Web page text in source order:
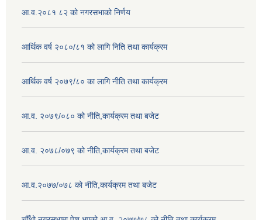
आ.व.२०८१ ८२ को नगरसभाको निर्णय
आर्थिक वर्ष २०८०/८१ को लागि निति तथा कार्यक्रम
आर्थिक वर्ष २०७९/८० का लागि नीति तथा कार्यक्रम
आ.व. २०७९/०८० को नीति,कार्यक्रम तथा बजेट
आ.व. २०७८/०७९ को नीति,कार्यक्रम तथा बजेट
आ.व.२०७७/०७८ को नीति,कार्यक्रम तथा बजेट